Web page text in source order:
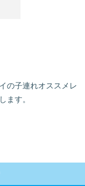
の子連れオススメレ
ます。